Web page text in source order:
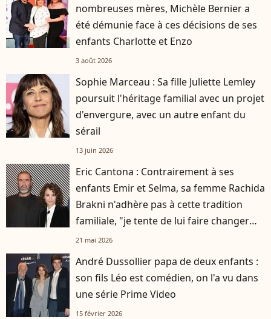
nombreuses mères, Michèle Bernier a
été démunie face à ces décisions de ses
enfants Charlotte et Enzo
3 août 2026
Sophie Marceau : Sa fille Juliette Lemley
poursuit l'héritage familial avec un projet
d'envergure, avec un autre enfant du
sérail
13 juin 2026
Eric Cantona : Contrairement à ses
enfants Emir et Selma, sa femme Rachida
Brakni n'adhère pas à cette tradition
familiale, "je tente de lui faire changer
d'avis"
21 mai 2026
André Dussollier papa de deux enfants :
son fils Léo est comédien, on l'a vu dans
une série Prime Video
15 février 2026